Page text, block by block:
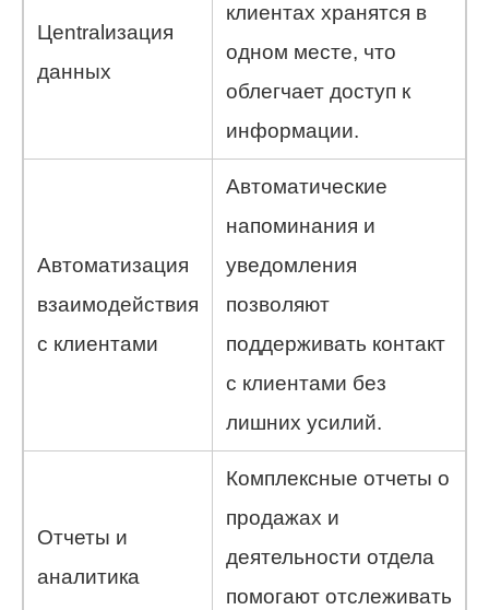
Цentralизация
данных
клиентах хранятся в
одном месте, что
облегчает доступ к
информации.
Автоматизация
взаимодействия
с клиентами
Автоматические
напоминания и
уведомления
позволяют
поддерживать контакт
с клиентами без
лишних усилий.
Отчеты и
аналитика
Комплексные отчеты о
продажах и
деятельности отдела
помогают отслеживать